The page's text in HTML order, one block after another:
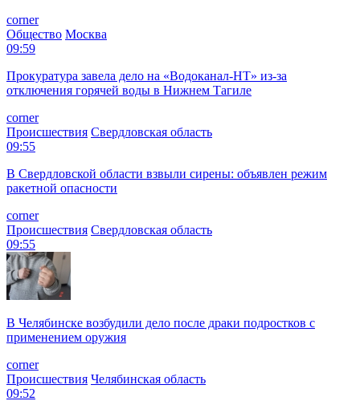
corner
Общество Москва
09:59
Прокуратура завела дело на «Водоканал-НТ» из-за
отключения горячей воды в Нижнем Тагиле
corner
Происшествия Свердловская область
09:55
В Свердловской области взвыли сирены: объявлен режим
ракетной опасности
corner
Происшествия Свердловская область
09:55
В Челябинске возбудили дело после драки подростков с
применением оружия
corner
Происшествия Челябинская область
09:52